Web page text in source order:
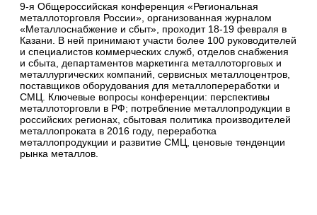
9-я Общероссийская конференция «Региональная
металлоторговля России», организованная журналом
«Металлоснабжение и сбыт», проходит 18-19 февраля в
Казани. В ней принимают участи более 100 руководителей
и специалистов коммерческих служб, отделов снабжения
и сбыта, департаментов маркетинга металлоторговых и
металлургических компаний, сервисных металлоцентров,
поставщиков оборудования для металлопереработки и
СМЦ. Ключевые вопросы конференции: перспективы
металлоторговли в РФ; потребление металлопродукции в
российских регионах, сбытовая политика производителей
металлопроката в 2016 году, переработка
металлопродукции и развитие СМЦ, ценовые тенденции
рынка металлов.